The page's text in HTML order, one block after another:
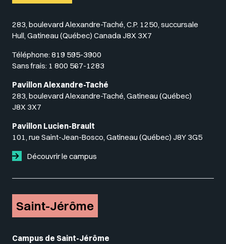
283, boulevard Alexandre-Taché, C.P. 1250, succursale
Hull, Gatineau (Québec) Canada J8X 3X7
Téléphone: 819 595-3900
Sans frais: 1 800 567-1283
Pavillon Alexandre-Taché
283, boulevard Alexandre-Taché, Gatineau (Québec)
J8X 3X7
Pavillon Lucien-Brault
101, rue Saint-Jean-Bosco, Gatineau (Québec) J8Y 3G5
Découvrir le campus
Saint-Jérôme
Campus de Saint-Jérôme